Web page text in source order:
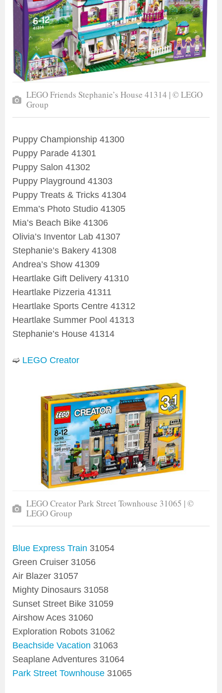
LEGO Friends Stephanie’s House 41314 | © LEGO
Group
Puppy Championship 41300
Puppy Parade 41301
Puppy Salon 41302
Puppy Playground 41303
Puppy Treats & Tricks 41304
Emma’s Photo Studio 41305
Mia’s Beach Bike 41306
Olivia’s Inventor Lab 41307
Stephanie’s Bakery 41308
Andrea’s Show 41309
Heartlake Gift Delivery 41310
Heartlake Pizzeria 41311
Heartlake Sports Centre 41312
Heartlake Summer Pool 41313
Stephanie’s House 41314
➫ LEGO Creator
LEGO Creator Park Street Townhouse 31065 | ©
LEGO Group
Blue Express Train 31054
Green Cruiser 31056
Air Blazer 31057
Mighty Dinosaurs 31058
Sunset Street Bike 31059
Airshow Aces 31060
Exploration Robots 31062
Beachside Vacation 31063
Seaplane Adventures 31064
Park Street Townhouse 31065